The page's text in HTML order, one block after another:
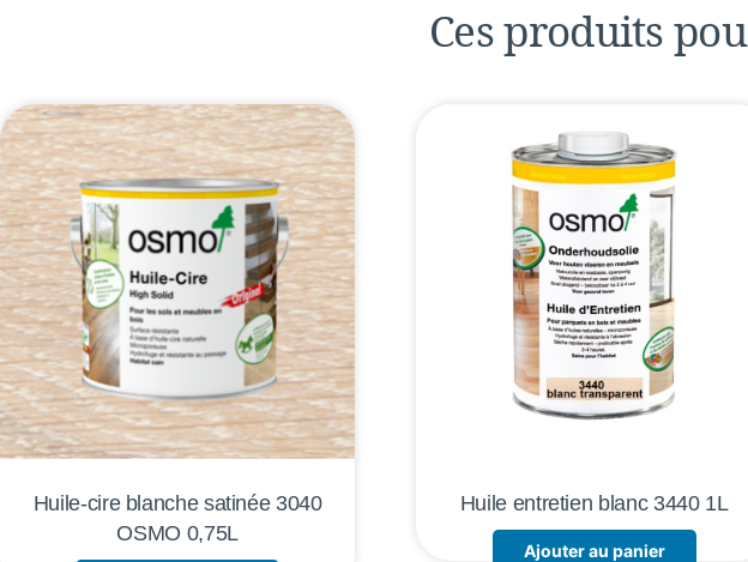
Ces produits
Huile-cire blanche satinée 3040
OSMO 0,75L
Huile entretien blanc 3440 1L
Ajouter au panier